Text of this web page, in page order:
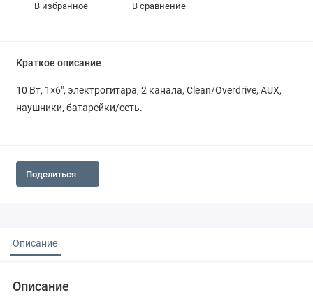
В избранное В сравнение
Краткое описание
10 Вт, 1×6", электрогитара, 2 канала, Clean/Overdrive, AUX,
наушники, батарейки/сеть.
Поделиться
Описание
Описание